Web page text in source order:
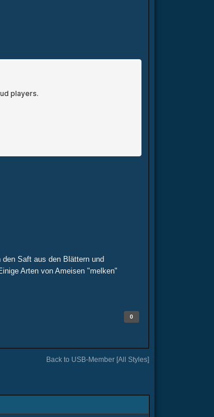
Saft aus den Blättern und
Arten von Ameisen "melken"
0
Back to USB-Member [All Styles]